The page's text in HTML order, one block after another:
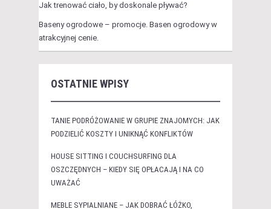
Jak trenować ciało, by doskonale pływać?
Baseny ogrodowe – promocje. Basen ogrodowy w
atrakcyjnej cenie.
OSTATNIE WPISY
TANIE PODRÓŻOWANIE W GRUPIE ZNAJOMYCH: JAK
PODZIELIĆ KOSZTY I UNIKNĄĆ KONFLIKTÓW
HOUSE SITTING I COUCHSURFING DLA
OSZCZĘDNYCH – KIEDY SIĘ OPŁACAJĄ I NA CO
UWAŻAĆ
MEBLE SYPIALNIANE – JAK DOBRAĆ ŁÓŻKO,